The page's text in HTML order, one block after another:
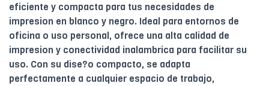
eficiente y compacta para tus necesidades de
impresion en blanco y negro. Ideal para entornos de
oficina o uso personal, ofrece una alta calidad de
impresion y conectividad inalambrica para facilitar su
uso. Con su dise?o compacto, se adapta
perfectamente a cualquier espacio de trabajo,